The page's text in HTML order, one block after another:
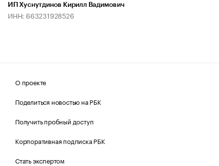
ИП Хуснутдинов Кирилл Вадимович
ИНН: 663231928526
О проекте
Поделиться новостью на РБК
Получить пробный доступ
Корпоративная подписка РБК
Стать экспертом